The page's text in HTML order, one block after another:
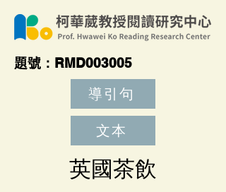
​題號：RMD003005
導引句
文本
英國茶飲